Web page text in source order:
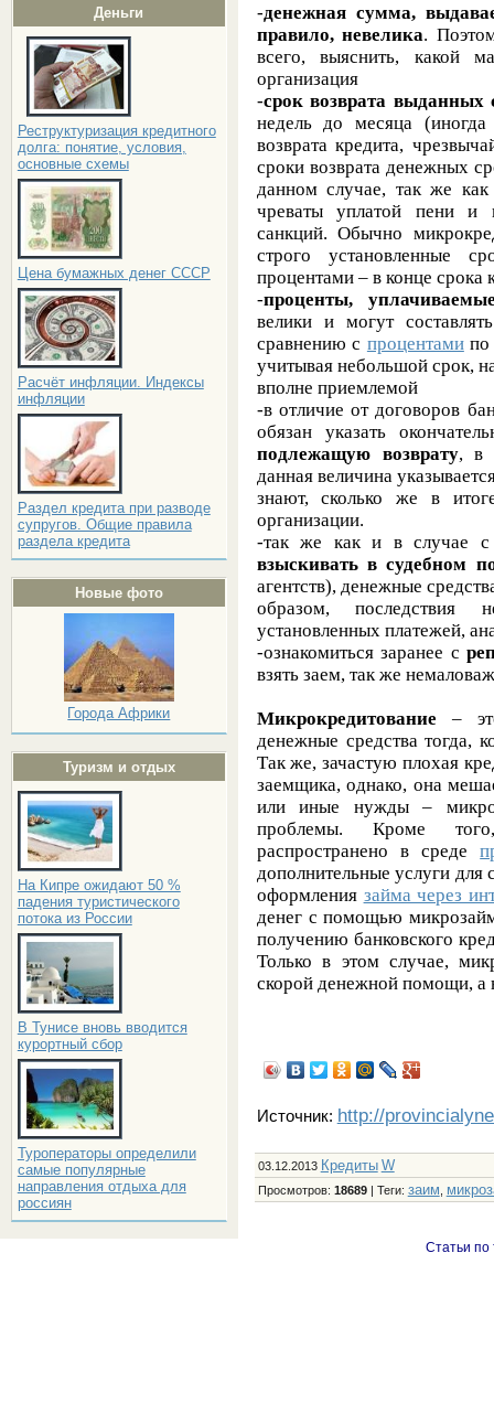
Деньги
Реструктуризация кредитного
долга: понятие, условия,
основные схемы
Цена бумажных денег СССР
Расчёт инфляции. Индексы
инфляции
Раздел кредита при разводе
супругов. Общие правила
раздела кредита
Новые фото
Города Африки
Туризм и отдых
На Кипре ожидают 50 %
падения туристического
потока из России
В Тунисе вновь вводится
курортный сбор
Туроператоры определили
самые популярные
направления отдыха для
россиян
-денежная сумма,
правило, невелика.
всего, выяснить, какой
организация
-срок возврата выданных
недель до месяца
возврата кредита,
сроки возврата денежных
данном случае, так же
чреваты уплатой пени и
санкций. Обычно
строго установленные
процентами – в конце срока
-проценты,
велики и могут
сравнению с процентамипо
учитывая небольшой срок,
вполне приемлемой
-в отличие от договоров
обязан указать
подлежащую возврату, в
данная величина
знают, сколько же в
организации.
-так же как и в случае
взыскивать в судебном
агентств), денежные
образом, последствия
установленных платежей,
-ознакомиться заранее с
взять заем, так же
Микрокредитование –
денежные средства тогда,
Так же, зачастую плохая
заемщика, однако, она
или иные нужды –
проблемы. Кроме того,
распространено в среде
дополнительные услуги
оформления займа через
денег с помощью
получению банковского
Только в этом случае,
скорой денежной помощи, а
Источник: http://
03.12.2013 Кредиты W
Просмотров: 18689| Теги: заим
Статьи